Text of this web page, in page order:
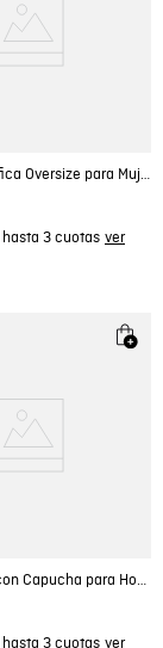
Camiseta Gráfica Oversize para Mujer - Colombiamoda
hasta 3 cuotas
Buzo Abierto con Capucha para Hombre - Colombiamoda
hasta 3 cuotas